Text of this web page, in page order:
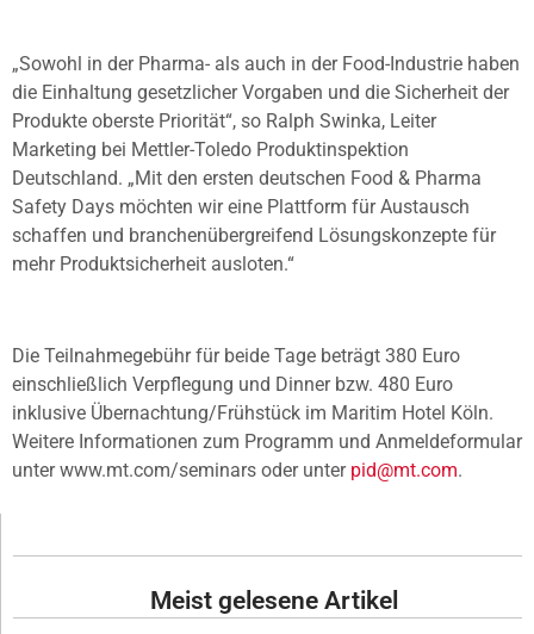
„Sowohl in der Pharma- als auch in der Food-Industrie haben
die Einhaltung gesetzlicher Vorgaben und die Sicherheit der
Produkte oberste Priorität“, so Ralph Swinka, Leiter
Marketing bei Mettler-Toledo Produktinspektion
Deutschland. „Mit den ersten deutschen Food & Pharma
Safety Days möchten wir eine Plattform für Austausch
schaffen und branchenübergreifend Lösungskonzepte für
mehr Produktsicherheit ausloten.“
Die Teilnahmegebühr für beide Tage beträgt 380 Euro
einschließlich Verpflegung und Dinner bzw. 480 Euro
inklusive Übernachtung/Frühstück im Maritim Hotel Köln.
Weitere Informationen zum Programm und Anmeldeformular
unter www.mt.com/seminars oder unter pid@mt.com.
Meist gelesene Artikel